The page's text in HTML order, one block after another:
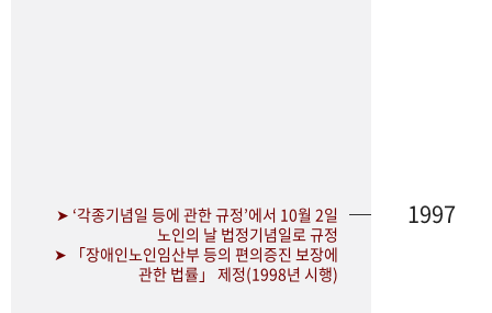
➤ ‘각종기념일 등에 관한 규정’에서 10월 2일
노인의 날 법정기념일로 규정
➤ 「장애인노인임산부 등의 편의증진 보장에
관한 법률」 제정(1998년 시행)
1997